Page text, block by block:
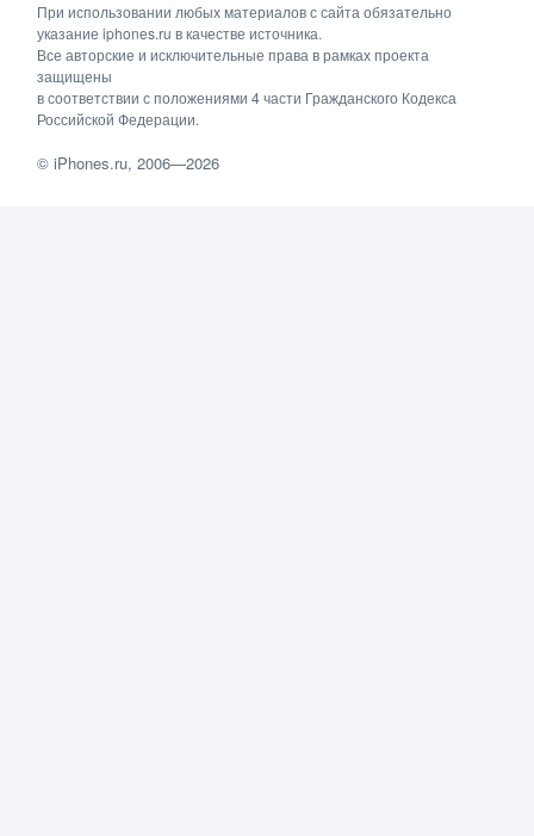
При использовании любых материалов с сайта обязательно
указание iphones.ru в качестве источника.
Все авторские и исключительные права в рамках проекта
защищены
в соответствии с положениями 4 части Гражданского Кодекса
Российской Федерации.
©iPhones.ru, 2006—2026